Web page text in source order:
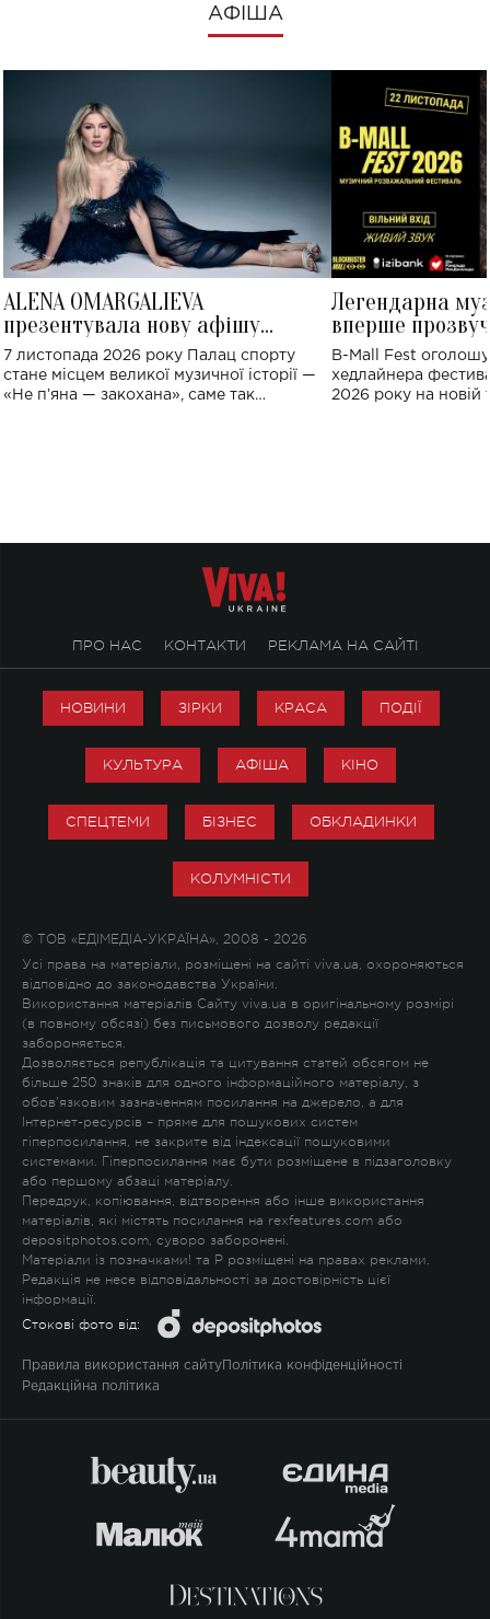
АФІША
ALENA OMARGALIEVA
презентувала нову афішу
великого концерту в Палаці
спорту
7 листопада 2026 року Палац спорту
стане місцем великої музичної історії —
«Не пʼяна — закохана», саме так
Легендарна
вперше
Україні: де
B-Mall Fest
хедлайнера
2026 року на новій
ПРО НАС КОНТАКТИ РЕКЛАМА НА САЙТІ
НОВИНИ ЗІРКИ КРАСА ПОДІЇ
КУЛЬТУРА АФІША КІНО
СПЕЦТЕМИ БІЗНЕС ОБКЛАДИНКИ
КОЛУМНІСТИ
© ТОВ «ЕДІМЕДІА-УКРАЇНА», 2008 - 2026
Усі права на матеріали, розміщені на сайті viva.ua, охороняються
відповідно до законодавства України.
Використання матеріалів Сайту viva.ua в оригінальному розмірі
(в повному обсязі) без письмового дозволу редакції
забороняється.
Дозволяється републікація та цитування статей обсягом не
більше 250 знаків для одного інформаційного матеріалу, з
обов'язковим зазначенням посилання на джерело, а для
Інтернет-ресурсів – пряме для пошукових систем
гіперпосилання, не закрите від індексації пошуковими
системами. Гіперпосилання має бути розміщене в підзаголовку
або першому абзаці матеріалу.
Передрук, копіювання, відтворення або інше використання
матеріалів, які містять посилання на rexfeatures.com або
depositphotos.com, суворо заборонені.
Матеріали із позначками! та P розміщені на правах реклами.
Редакція не несе відповідальності за достовірність цієї
інформації.
Стокові фото від:
Правила використання сайту Політика конфіденційності
Редакційна політика